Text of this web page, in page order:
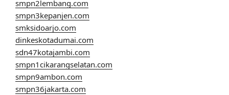
smpn2lembang.com
smpn3kepanjen.com
smksidoarjo.com
dinkeskotadumai.com
sdn47kotajambi.com
smpn1cikarangselatan.com
smpn9ambon.com
smpn36jakarta.com